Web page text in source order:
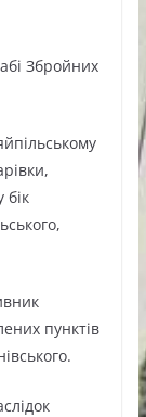
Збройних
бік
пунктів